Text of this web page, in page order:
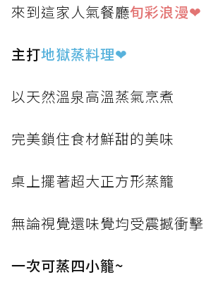
來到這家人氣餐廳旬彩浪漫❤
主打地獄蒸料理❤
以天然溫泉高溫蒸氣烹煮
完美鎖住食材鮮甜的美味
桌上擺著超大正方形蒸籠
無論視覺還味覺均受震撼衝擊
一次可蒸四小籠~